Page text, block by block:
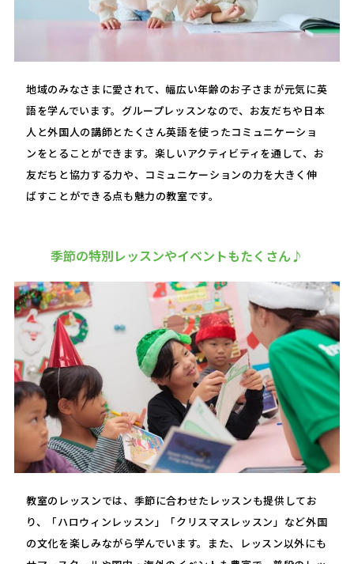
地域のみなさまに愛されて、幅広い年齢のお子さまが元気に英
語を学んでいます。グループレッスンなので、お友だちや日本
人と外国人の講師とたくさん英語を使ったコミュニケーショ
ンをとることができます。楽しいアクティビティを通して、お
友だちと協力する力や、コミュニケーションの力を大きく伸
ばすことができる点も魅力の教室です。
季節の特別レッスンやイベントもたくさん♪
教室のレッスンでは、季節に合わせたレッスンも提供してお
り、「ハロウィンレッスン」「クリスマスレッスン」など外国
の文化を楽しみながら学んでいます。また、レッスン以外にも